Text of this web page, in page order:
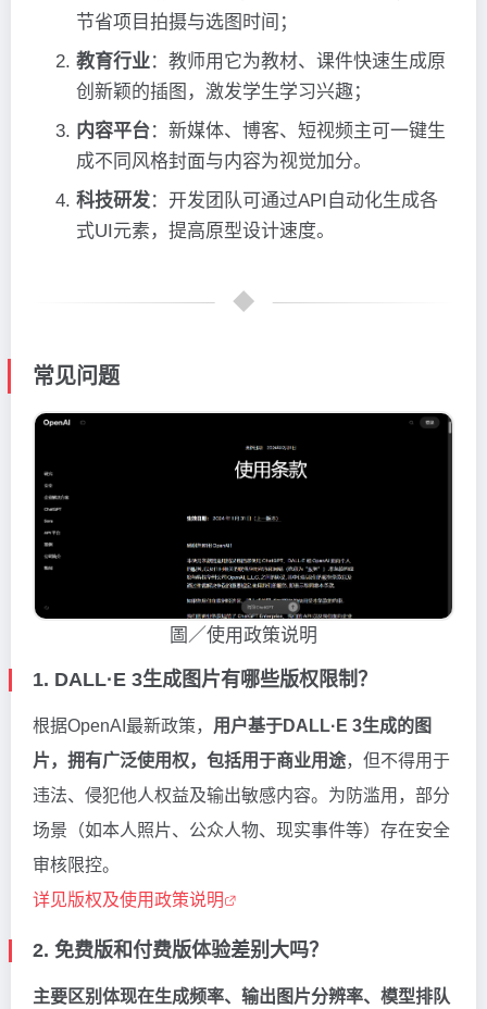
节省项目拍摄与选图时间；
教育行业：教师用它为教材、课件快速生成原
创新颖的插图，激发学生学习兴趣；
内容平台：新媒体、博客、短视频主可一键生
成不同风格封面与内容为视觉加分。
科技研发：开发团队可通过API自动化生成各
式UI元素，提高原型设计速度。
常见问题
圖／使用政策说明
1. DALL·E 3生成图片有哪些版权限制？
根据OpenAI最新政策， 用户基于DALL·E 3生成的图
片，拥有广泛使用权，包括用于商业用途，但不得用于
违法、侵犯他人权益及输出敏感内容。为防滥用，部分
场景（如本人照片、公众人物、现实事件等）存在安全
审核限控。
详见版权及使用政策说明
2. 免费版和付费版体验差别大吗？
主要区别体现在生成频率、输出图片分辨率、模型排队